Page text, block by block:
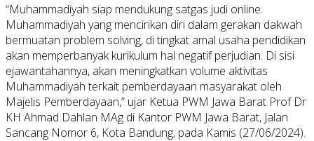
“Muhammadiyah siap mendukung satgas judi online.
Muhammadiyah yang mencirikan diri dalam gerakan dakwah
bermuatan problem solving, di tingkat amal usaha pendidikan
akan memperbanyak kurikulum hal negatif perjudian. Di sisi
ejawantahannya, akan meningkatkan volume aktivitas
Muhammadiyah terkait pemberdayaan masyarakat oleh
Majelis Pemberdayaan,” ujar Ketua PWM Jawa Barat Prof Dr
KH Ahmad Dahlan MAg di Kantor PWM Jawa Barat, Jalan
Sancang Nomor 6, Kota Bandung, pada Kamis (27/06/2024).